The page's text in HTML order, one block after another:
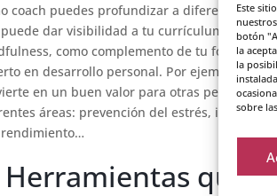
Este
botón
la
la
sobre
coach puedes profundizar a diferentes
dar visibilidad a tu currículum, un
como complemento de tu
en desarrollo personal. Por ejemplo, es
en un buen valor para otras personas.
áreas: prevención del estrés,
Herramientas que